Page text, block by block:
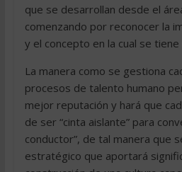
que se desarrollan desde el
comenzando por reconocer la
y el concepto en la cual se tiene
La manera como se gestiona
procesos de talento humano
mejor reputación y hará que
de ser “cinta aislante” para
conductor”, de tal manera que
estratégico que aportará